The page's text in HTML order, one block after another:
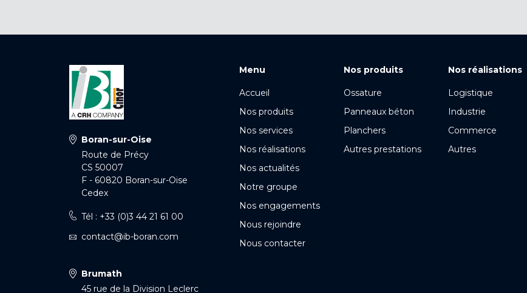
Boran-sur-Oise
Route de Précy
CS 50007
F - 60820 Boran-sur-Oise
Cedex
Tél : +33 (0)3 44 21 61 00
contact@ib-boran.com
Brumath
45 rue de la Division Leclerc
Menu
Accueil
Nos produits
Nos services
Nos réalisations
Nos actualités
Notre groupe
Nos engagements
Nous rejoindre
Nous contacter
Nos produits
Ossature
Panneaux béton
Planchers
Autres prestations
Nos réalisations
Logistique
Industrie
Commerce
Autres